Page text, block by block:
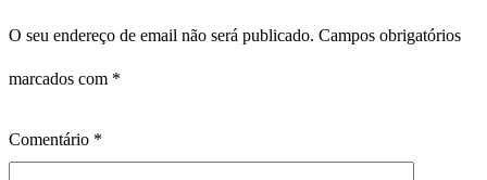
O seu endereço de email não será publicado. Campos obrigatórios
marcados com *
Comentário *